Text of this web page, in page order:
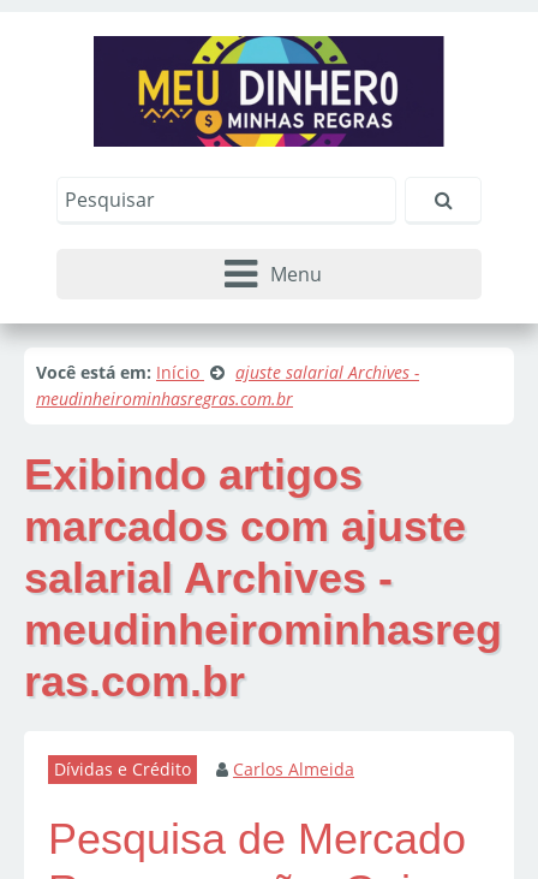
Menu
Você está em: Início
ajuste salarial Archives -
meudinheirominhasregras.com.br
Exibindo artigos
marcados com ajuste
salarial Archives -
meudinheirominhasreg
ras.com.br
Dívidas e Crédito Carlos Almeida
Pesquisa de Mercado